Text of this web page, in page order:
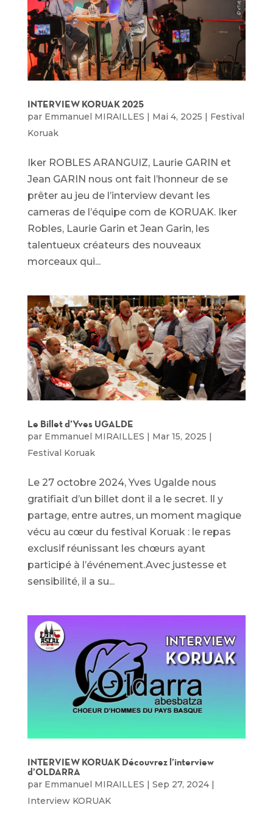
INTERVIEW KORUAK 2025
par Emmanuel MIRAILLES | Mai 4, 2025 | Festival
Koruak
Iker ROBLES ARANGUIZ, Laurie GARIN et
Jean GARIN nous ont fait l’honneur de se
prêter au jeu de l’interview devant les
cameras de l’équipe com de KORUAK. Iker
Robles, Laurie Garin et Jean Garin, les
talentueux créateurs des nouveaux
morceaux qui...
Le Billet d’Yves UGALDE
par Emmanuel MIRAILLES | Mar 15, 2025 |
Festival Koruak
Le 27 octobre 2024, Yves Ugalde nous
gratifiait d’un billet dont il a le secret. Il y
partage, entre autres, un moment magique
vécu au cœur du festival Koruak : le repas
exclusif réunissant les chœurs ayant
participé à l’événement.Avec justesse et
sensibilité, il a su...
INTERVIEW KORUAK Découvrez l’interview
d’OLDARRA
par Emmanuel MIRAILLES | Sep 27, 2024|
Interview KORUAK